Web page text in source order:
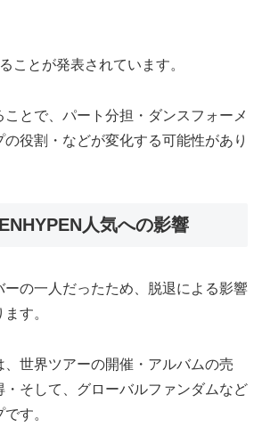
ことが発表されています。
とで、 パート分担・ダンスフォーメ
役割・ などが変化する可能性があり
人気への影響
ーの一人だったため、脱退による影響
す。
世界ツアーの開催・アルバムの売
・そして、グローバルファンダムなど
す。